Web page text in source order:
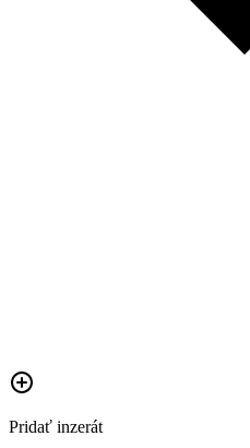
Pridať inzerát